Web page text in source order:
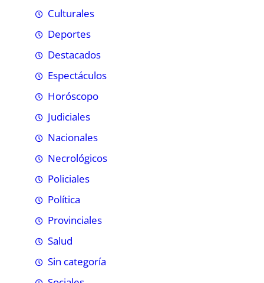
Culturales
Deportes
Destacados
Espectáculos
Horóscopo
Judiciales
Nacionales
Necrológicos
Policiales
Política
Provinciales
Salud
Sin categoría